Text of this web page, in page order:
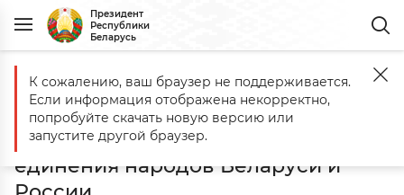
Президент
Республики
Беларусь
Главная События Обращение к белорусам и россиянам по
Обращение к белорусам и
россиянам по случаю Дня
единения народов Беларуси и
К сожалению, ваш браузер не поддерживается.
Если информация отображена некорректно,
попробуйте скачать новую версию или
запустите другой браузер.